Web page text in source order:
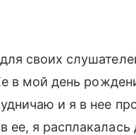
своих
в мой день
и я в нее
ее, я